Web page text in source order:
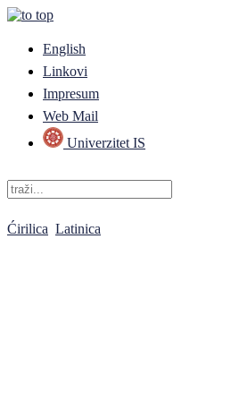
English
Linkovi
Impresum
Web Mail
Univerzitet IS
Ćirilica Latinica